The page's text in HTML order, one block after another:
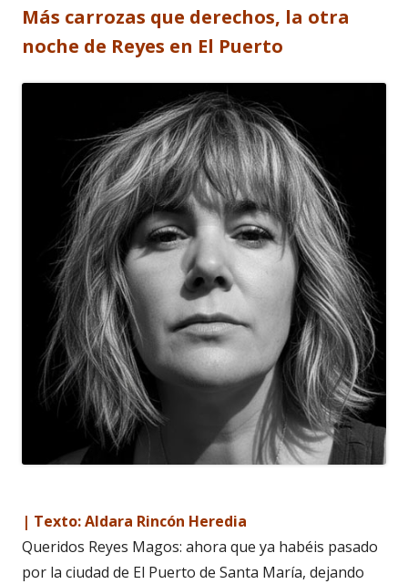
Más carrozas que derechos, la otra
noche de Reyes en El Puerto
| Texto: Aldara Rincón Heredia
Queridos Reyes Magos: ahora que ya habéis pasado
por la ciudad de El Puerto de Santa María, dejando